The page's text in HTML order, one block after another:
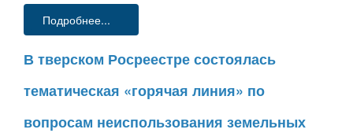
Подробнее...
В тверском Росреестре состоялась
тематическая «горячая линия» по
вопросам неиспользования земельных